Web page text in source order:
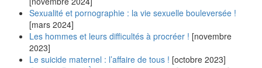
Sexualité et pornographie : la vie sexuelle bouleversée !
[mars 2024]
Les hommes et leurs difficultés à procréer ! [novembre
2023]
Le suicide maternel : l’affaire de tous ! [octobre 2023]